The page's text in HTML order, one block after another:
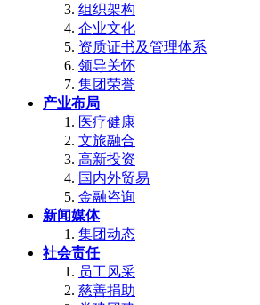
组织架构
企业文化
资质证书及管理体系
领导关怀
集团荣誉
产业布局
医疗健康
文旅融合
高新投资
国内外贸易
金融咨询
新闻媒体
集团动态
社会责任
员工风采
慈善捐助